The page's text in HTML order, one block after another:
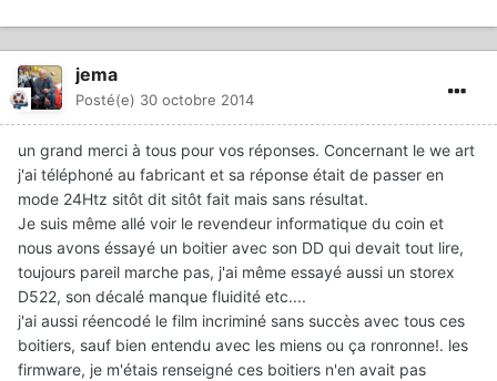
jema
Posté(e) 30 octobre 2014
un grand merci à tous pour vos réponses. Concernant le we art
j'ai téléphoné au fabricant et sa réponse était de passer en
mode 24Htz sitôt dit sitôt fait mais sans résultat.
Je suis même allé voir le revendeur informatique du coin et
nous avons éssayé un boitier avec son DD qui devait tout lire,
toujours pareil marche pas, j'ai même essayé aussi un storex
D522, son décalé manque fluidité etc....
j'ai aussi réencodé le film incriminé sans succès avec tous ces
boitiers, sauf bien entendu avec les miens ou ça ronronne!. les
firmware, je m'étais renseigné ces boitiers n'en avait pas